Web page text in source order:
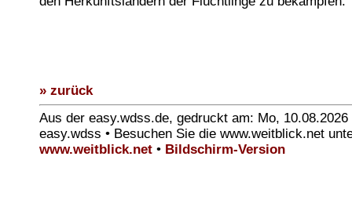
» zurück
Aus der easy.wdss.de, gedruckt am: Mo,
easy.wdss • Besuchen Sie die www.weitblick.net
www.weitblick.net • Bildschirm-Version